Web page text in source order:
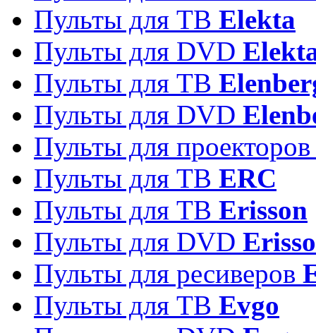
Пульты для ТВ Elekta
Пульты для DVD
Пульты для ТВ
Пульты для DVD
Пульты для
Пульты для ТВ ERC
Пульты для ТВ Erisson
Пульты для DVD
Пульты для ресиверов
Пульты для ТВ Evgo